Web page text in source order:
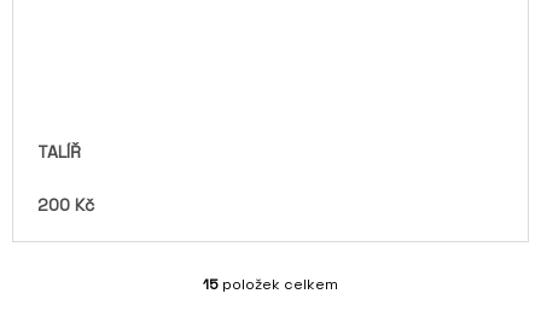
TALÍŘ
200 Kč
O
15 položek celkem